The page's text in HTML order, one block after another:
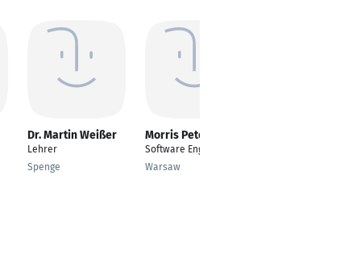
Dr. Martin Weißer
Lehrer
Spenge
Morris Peter
Software Engineer
Warsaw